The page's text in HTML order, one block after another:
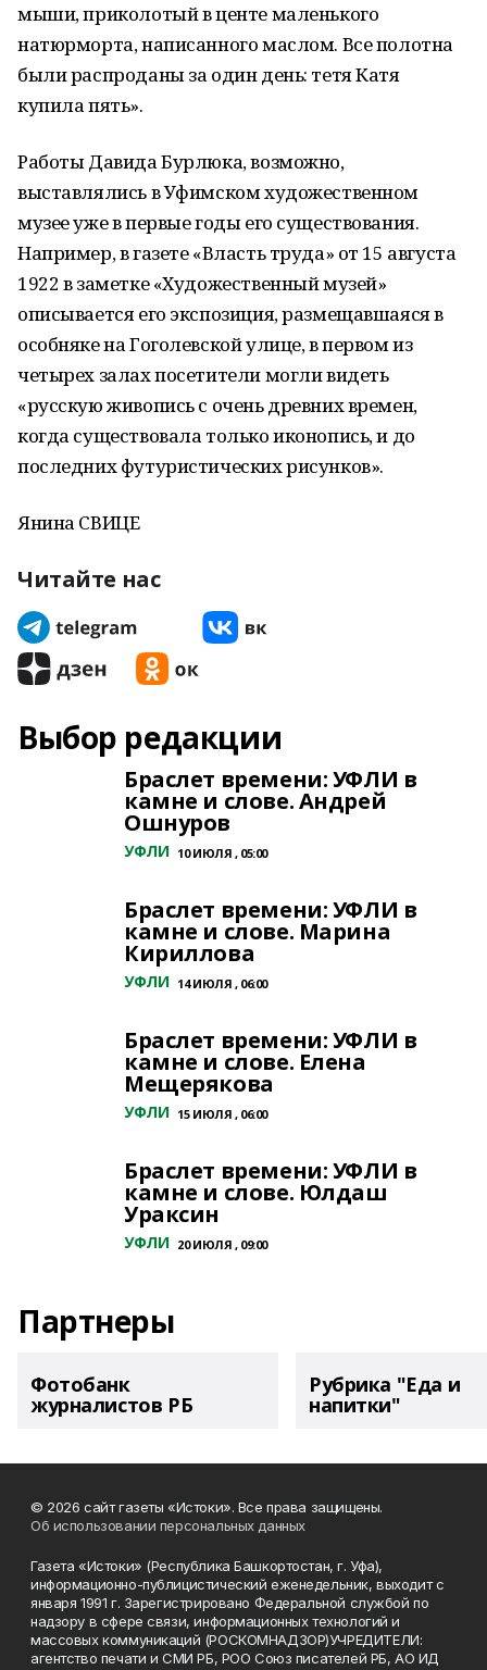
мыши, приколотый в центе маленького
натюрморта, написанного маслом. Все полотна
были распроданы за один день: тетя Катя
купила пять».
Работы Давида Бурлюка, возможно,
выставлялись в Уфимском художественном
музее уже в первые годы его существования.
Например, в газете «Власть труда» от 15 августа
1922 в заметке «Художественный музей»
описывается его экспозиция, размещавшаяся в
особняке на Гоголевской улице, в первом из
четырех залах посетители могли видеть
«русскую живопись с очень древних времен,
когда существовала только иконопись, и до
последних футуристических рисунков».
Янина СВИЦЕ
Читайте нас
Выбор редакции
Браслет времени: УФЛИ в
камне и слове. Андрей
Ошнуров
УФЛИ 10 ИЮЛЯ , 05:00
Браслет времени: УФЛИ в
камне и слове. Марина
Кириллова
УФЛИ 14 ИЮЛЯ , 06:00
Браслет времени: УФЛИ в
камне и слове. Елена
Мещерякова
УФЛИ 15 ИЮЛЯ , 06:00
Браслет времени: УФЛИ в
камне и слове. Юлдаш
Ураксин
УФЛИ 20 ИЮЛЯ , 09:00
Партнеры
Фотобанк
журналистов РБ
Рубрика "Еда и
напитки"
© 2026 сайт газеты «Истоки». Все права защищены.
Об использовании персональных данных
Газета «Истоки» (Республика Башкортостан, г. Уфа),
информационно-публицистический еженедельник, выходит с
января 1991 г. Зарегистрировано Федеральной службой по
надзору в сфере связи, информационных технологий и
массовых коммуникаций (РОСКОМНАДЗОР)УЧРЕДИТЕЛИ:
агентство печати и СМИ РБ, РОО Союз писателей РБ, АО ИД